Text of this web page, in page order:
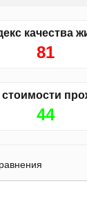
качества
81
стоимости
44